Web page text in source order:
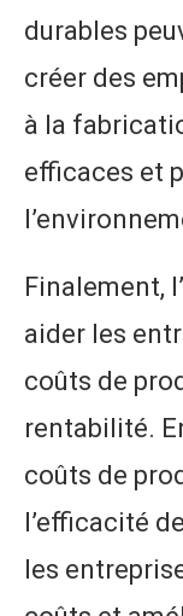
durables
créer des
à la
efficaces et
Finalement,
aider les
coûts de
rentabilité.
coûts de
l’efficacité
les